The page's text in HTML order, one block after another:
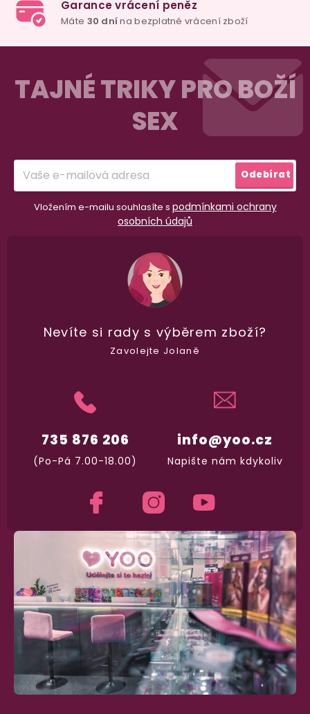
recenzí ověřených zakazníků
Nikdo nepozná, co jste si objednali. Mrkněte,
vypadá balíček.
Dodání do 2. dne
Na rychlosti záleží! Vše důležité máme
a okamžitě odesíláme.
Garance vrácení peněz
Máte 30 dní na bezplatné vrácení zboží
TAJNÉ TRIKY PRO BOŽÍ
SEX
Vložením e-mailu souhlasíte s podmínkami ochrany
osobních údajů
Odebírat
info@yoo.cz
Napište nám kdykoliv
735 876 206
(Po-Pá 7.00-18.00)
Nevíte si rady s výběrem zboží?
Zavolejte Jolaně